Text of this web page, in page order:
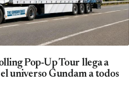
Pop-Up Tour llega a
universo Gundam a todos